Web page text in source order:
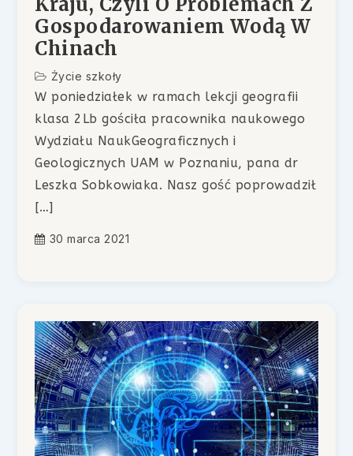
Gospodarowaniem Wodą W
Chinach
Życie szkoły
W poniedziałek w ramach lekcji geografii
klasa 2Lb gościła pracownika naukowego
Wydziału NaukGeograficznych i
Geologicznych UAM w Poznaniu, pana dr
Leszka Sobkowiaka. Nasz gość poprowadził
[…]
30 marca 2021